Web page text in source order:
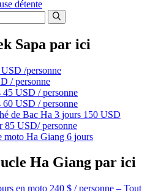
détente
Sapa par ici
/personne
/ personne
45 USD / personne
60 USD / personne
de Bac Ha 3 jours 150 USD
85 USD/ personne
moto Ha Giang 6 jours
Ha Giang par ici
en moto 240 $ / personne – Tout